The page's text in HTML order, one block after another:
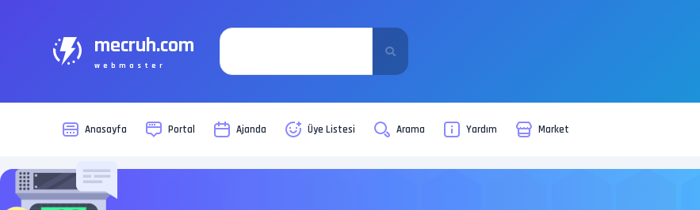
mecruh.com
webmaster
Anasayfa Portal Ajanda Üye Listesi Arama Yardım Market